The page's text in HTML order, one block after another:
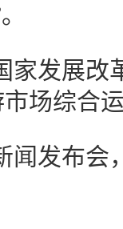
家发展改
场综合
闻发布会